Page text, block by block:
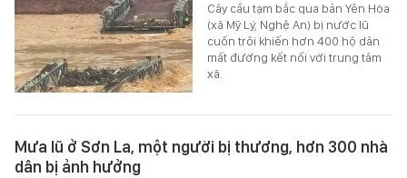
Cây cầu tạm bắc qua bản Yên Hòa
(xã Mỹ Lý, Nghệ An) bị nước lũ
cuốn trôi khiến hơn 400 hộ dân
mất đường kết nối với trung tâm
xã.
Mưa lũ ở Sơn La, một người bị thương, hơn 300 nhà
dân bị ảnh hưởng